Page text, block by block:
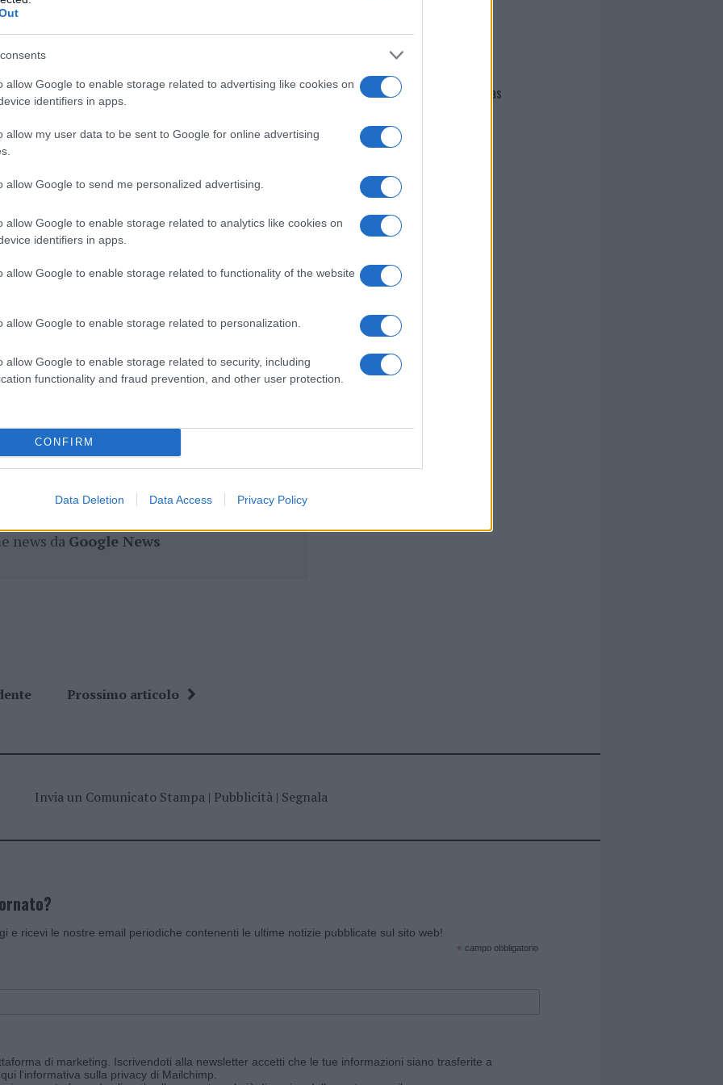
allow Google to enable storage related to advertising like cookies on
identifiers in apps.
allow my user data to be sent to Google for online advertising
allow Google to send me personalized advertising.
allow Google to enable storage related to analytics like cookies on
identifiers in apps.
allow Google to enable storage related to functionality of the website
allow Google to enable storage related to personalization.
allow Google to enable storage related to security, including
functionality and fraud prevention, and other user protection.
CONFIRM
Data Deletion Data Access Privacy Policy
cliccandoqui
nella sezioneLogindal menù del sito o
Giovanni Addis
Nino Murineddu
Olbia
di GalluraOggi.it
i tuoi video e le tue foto
+39 345 356 7512
news da Google News
Prossimo articolo
Giovannimaria Cabras
Invia un Comunicato Stampa| Pubblicità| Segnala
e ricevi le nostre email periodiche contenenti le ultime notizie pubblicate sul sito web!
* campo obbligatorio
di marketing. Iscrivendoti alla newsletter accetti che le tue informazioni siano trasferite a
l'informativa sulla privacy di Mailchimp